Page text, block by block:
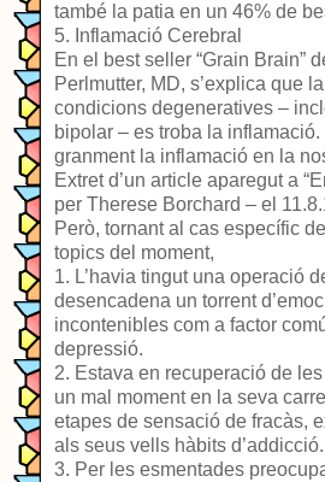
també la patia en un 46% de
5. Inflamació Cerebral
En el best seller “Grain Brain”
Perlmutter, MD, s’explica que
condicions degeneratives –
bipolar – es troba la
granment la inflamació en la
Extret d’un article aparegut a
per Therese Borchard – el
Però, tornant al cas específic
topics del moment,
1. L’havia tingut una operació
desencadena un torrent
incontenibles com a factor
depressió.
2. Estava en recuperació de
un mal moment en la seva
etapes de sensació de fracàs,
als seus vells hàbits d’addicció.
3. Per les esmentades